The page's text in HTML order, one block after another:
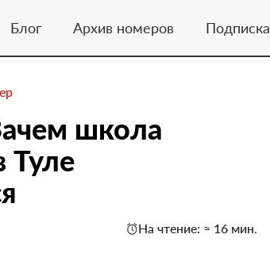
Блог Архив номеров Подписка
школа
Туле
На чтение: ≈ 16 мин.